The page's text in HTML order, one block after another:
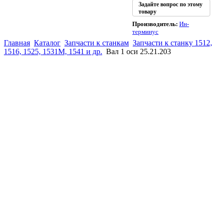
Задайте вопрос по этому
товару
Производитель:Ин-
терминус
Главная Каталог Запчасти к станкам Запчасти к станку 1512,
1516, 1525, 1531М, 1541 и др. Вал 1 оси 25.21.203